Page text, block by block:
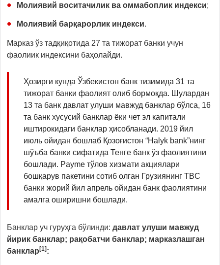
Молиявий воситачилик ва оммабоплик индекси;
Молиявий барқарорлик индекси.
Марказ ўз тадқиқотида 27 та тижорат банки учун
фаолиик индексини баҳолайди.
Ҳозирги кунда Ўзбекистон банк тизимида 31 та
тижорат банки фаолият олиб бормоқда. Шулардан
13 та банк давлат улуши мавжуд банклар бўлса, 16
та банк хусусий банклар ёки чет эл капитали
иштирокидаги банклар ҳисобланади. 2019 йил
июль ойидан бошлаб Қозоғистон “Halyk bank”нинг
шўъба банки сифатида Тенге банк ўз фаолиятини
бошлади. Payme тўлов хизмати акциялари
бошқарув пакетини сотиб олган Грузиянинг TBC
банки жорий йил апрель ойидан банк фаолиятини
амалга оширишни бошлади.
Банклар уч гуруҳга бўлинди: давлат улуши мавжуд
йирик банклар; рақобатчи банклар; марказлашган
банклар[1]: